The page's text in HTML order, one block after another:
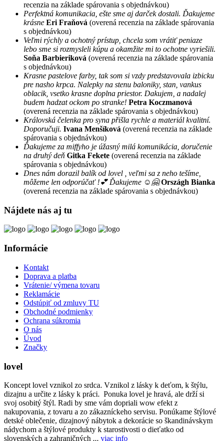
recenzia na základe spárovania s objednávkou)
Perfektná komunikacia, ešte sme aj darček dostali. Ďakujeme
krásne Eri Fraňová (overená recenzia na základe spárovania
s objednávkou)
Veľmi rýchly a ochotný prístup, chcela som vrátiť peniaze
lebo sme si rozmysleli kúpu a okamžite mi to ochotne vyriešili.
Soňa Barbieriková (overená recenzia na základe spárovania
s objednávkou)
Krasne pastelove farby, tak som si vzdy predstavovala izbicku
pre nasho krpca. Nalepky na stenu baloniky, stan, vankus
oblacik, vsetko krasne doplna priestor. Dakujem, a nadalej
budem hadzat ockom po stranke! Petra Koczmanová
(overená recenzia na základe spárovania s objednávkou)
Královská čelenka pro syna přišla rychle a materiál kvalitní.
Doporučuji. Ivana Menšíková (overená recenzia na základe
spárovania s objednávkou)
Ďakujeme za miffyho je úžasný milá komunikácia, doručenie
na druhý deň Gitka Fekete (overená recenzia na základe
spárovania s objednávkou)
Dnes nám dorazil balík od lovel , veľmi sa z neho tešíme,
môžeme len odporúčať !💕 Ďakujeme ☺️🤗 Országh Bianka
(overená recenzia na základe spárovania s objednávkou)
Nájdete nás aj tu
Informácie
Kontakt
Doprava a platba
Vrátenie/ výmena tovaru
Reklamácie
Odstúpiť od zmluvy TU
Obchodné podmienky
Ochrana súkromia
O nás
Úvod
Značky
lovel
Koncept lovel vznikol zo srdca. Vznikol z lásky k deťom, k štýlu,
dizajnu a určite z lásky k práci. Ponuka lovel je hravá, ale drží si
svoj osobitý štýl. Radi by sme vám dopriali wow efekt z
nakupovania, z tovaru a zo zákazníckeho servisu. Ponúkame štýlové
detské oblečenie, dizajnový nábytok a dekorácie so škandinávskym
nádychom a štýlové produkty k starostivosti o dieťatko od
slovenských a zahraničných ... viac info